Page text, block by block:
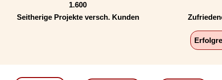
1.600
Seitherige Projekte versch. Kunden